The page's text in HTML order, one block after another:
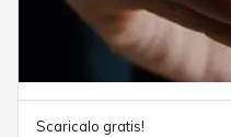
Scaricalo gratis!